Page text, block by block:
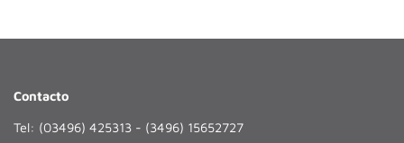
Contacto
Tel: (03496) 425313 - (3496) 15652727